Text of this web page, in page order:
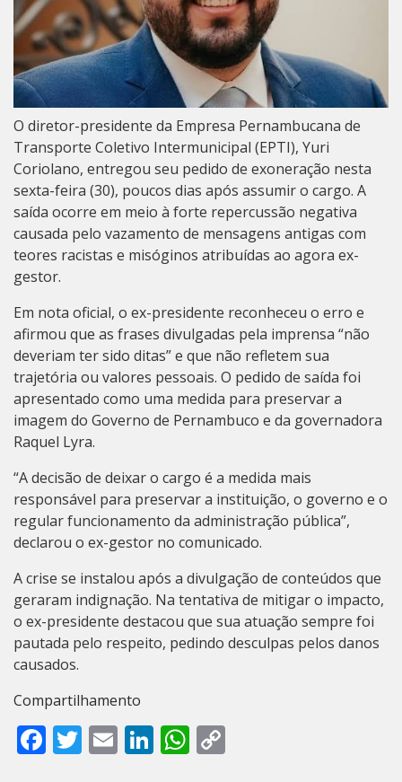
O diretor-presidente da Empresa Pernambucana de
Transporte Coletivo Intermunicipal (EPTI), Yuri
Coriolano, entregou seu pedido de exoneração nesta
sexta-feira (30), poucos dias após assumir o cargo. A
saída ocorre em meio à forte repercussão negativa
causada pelo vazamento de mensagens antigas com
teores racistas e misóginos atribuídas ao agora ex-
gestor.
Em nota oficial, o ex-presidente reconheceu o erro e
afirmou que as frases divulgadas pela imprensa “não
deveriam ter sido ditas” e que não refletem sua
trajetória ou valores pessoais. O pedido de saída foi
apresentado como uma medida para preservar a
imagem do Governo de Pernambuco e da governadora
Raquel Lyra.
“A decisão de deixar o cargo é a medida mais
responsável para preservar a instituição, o governo e o
regular funcionamento da administração pública”,
declarou o ex-gestor no comunicado.
A crise se instalou após a divulgação de conteúdos que
geraram indignação. Na tentativa de mitigar o impacto,
o ex-presidente destacou que sua atuação sempre foi
pautada pelo respeito, pedindo desculpas pelos danos
causados.
Compartilhamento
Facebook
Twitter
EmailLinkedIn
WhatsApp